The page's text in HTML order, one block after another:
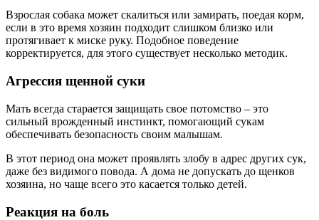
Взрослая собака может скалиться или замирать, поедая корм,
если в это время хозяин подходит слишком близко или
протягивает к миске руку. Подобное поведение
корректируется, для этого существует несколько методик.
Агрессия щенной суки
Мать всегда старается защищать свое потомство – это
сильный врожденный инстинкт, помогающий сукам
обеспечивать безопасность своим малышам.
В этот период она может проявлять злобу в адрес других сук,
даже без видимого повода. А дома не допускать до щенков
хозяина, но чаще всего это касается только детей.
Реакция на боль